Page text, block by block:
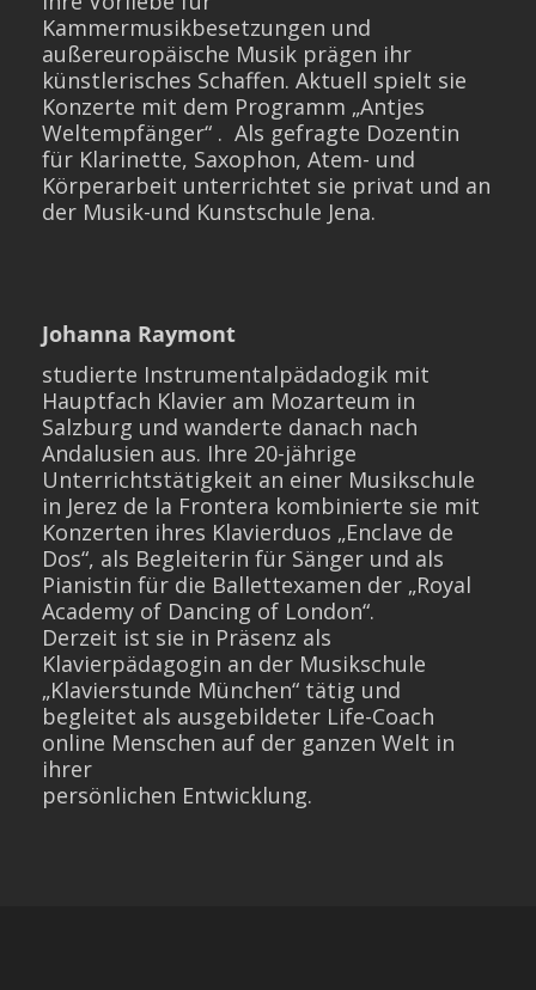
Kammermusikbesetzungen und
außereuropäische Musik prägen ihr
künstlerisches Schaffen. Aktuell spielt sie
Konzerte mit dem Programm „Antjes
Weltempfänger“ . Als gefragte Dozentin
für Klarinette, Saxophon, Atem- und
Körperarbeit unterrichtet sie privat und an
der Musik-und Kunstschule Jena.
Johanna Raymont
studierte Instrumentalpädadogik mit
Hauptfach Klavier am Mozarteum in
Salzburg und wanderte danach nach
Andalusien aus. Ihre 20-jährige
Unterrichtstätigkeit an einer Musikschule
in Jerez de la Frontera kombinierte sie mit
Konzerten ihres Klavierduos „Enclave de
Dos“, als Begleiterin für Sänger und als
Pianistin für die Ballettexamen der „Royal
Academy of Dancing of London“.
Derzeit ist sie in Präsenz als
Klavierpädagogin an der Musikschule
„Klavierstunde München“ tätig und
begleitet als ausgebildeter Life-Coach
online Menschen auf der ganzen Welt in
ihrer
persönlichen Entwicklung.